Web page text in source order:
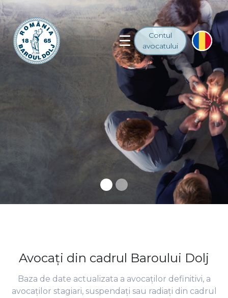
Contul
avocatului
Avocaţi din cadrul Baroului Dolj
Baza de date actualizata a avocaţilor definitivi, a
avocaţilor stagiari, suspendaţi sau radiaţi din cadrul